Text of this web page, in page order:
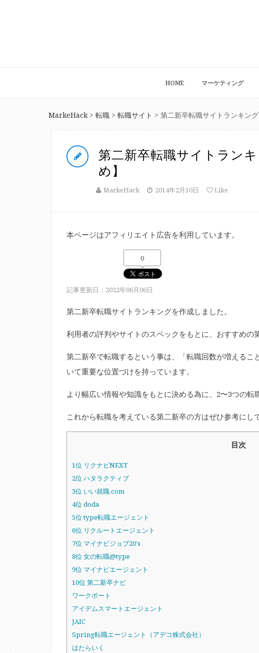
HOME マーケティング
MarkeHack > 転職 > 転職サイト >
第二新卒転職サイトラン
め】
MarkeHack 2014年2月10日 Like
本ページはアフィリエイト広告を利用しています。
0
記事更新日：2022年06月06日
第二新卒転職サイトランキングを作成しました。
利用者の評判やサイトのスペックをもとに、おすすめの
第二新卒で転職するという事は、「転職回数が増えるこ
いて重要な位置づけを持っています。
より幅広い情報や知識をもとに決める為に、2〜3つの転
これから転職を考えている第二新卒の方はぜひ参考にし
目次
1位 リクナビNEXT
2位 ハタラクティブ
3位 いい就職.com
4位 doda
5位 type転職エージェント
6位 リクルートエージェント
7位 マイナビジョブ20’s
8位 女の転職@type
9位 マイナビエージェント
10位 第二新卒ナビ
ワークポート
アイデムスマートエージェント
JAIC
Spring転職エージェント（アデコ株式会社）
はたらいく